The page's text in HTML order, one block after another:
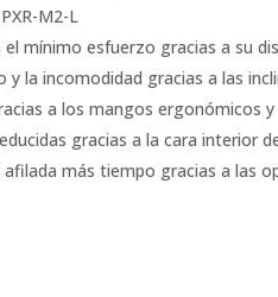
M2-L
mínimo esfuerzo gracias a su
y la incomodidad gracias a las
a los mangos ergonómicos
gracias a la cara interior
más tiempo gracias a las